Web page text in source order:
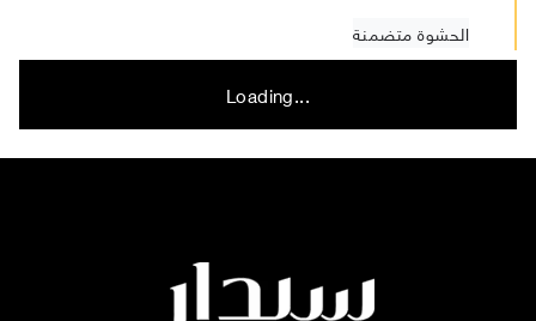
الحشوة متضمنة
Loading...